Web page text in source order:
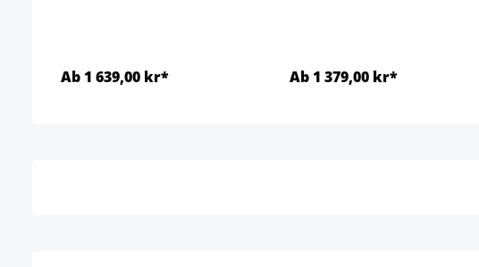
Ab 1 639,00 kr* Ab 1 379,00 kr*